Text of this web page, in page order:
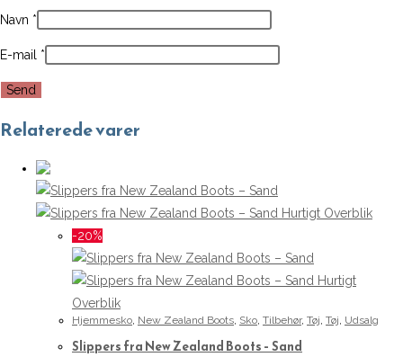
Navn *
E-mail *
Relaterede varer
Hurtigt Overblik
-20%
Hurtigt
Overblik
Hjemmesko New Zealand Boots Sko Tilbehør, Tøj Tøj Udsalg
Slippers fra New Zealand Boots – Sand